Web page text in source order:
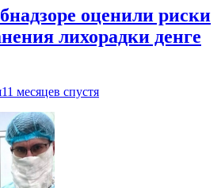
оценили риски
лихорадки денге
11 месяцев спустя